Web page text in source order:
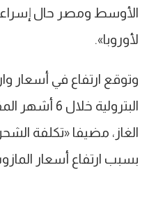
الأوسط ومصر حال
لأوروبا».
وتوقع ارتفاع في أسعار
البترولية
الغاز، مضيفا «تكلفة
بسبب ارتفاع أسعار